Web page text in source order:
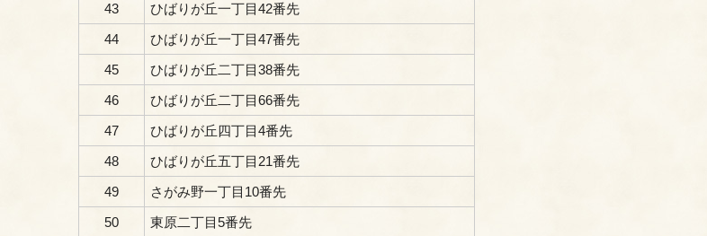
43
ひばりが丘一丁目42番先
44
ひばりが丘一丁目47番先
45
ひばりが丘二丁目38番先
46
ひばりが丘二丁目66番先
47
ひばりが丘四丁目4番先
48
ひばりが丘五丁目21番先
49
さがみ野一丁目10番先
50
東原二丁目5番先